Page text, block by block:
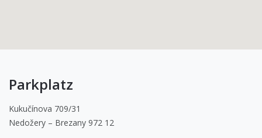
Parkplatz
Kukučínova 709/31
Nedožery – Brezany 972 12